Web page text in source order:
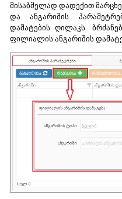
მისაბმელად დადექით
და ანგარიშის
დამატების ღილაკს.
ფილიალის ანგარიშის